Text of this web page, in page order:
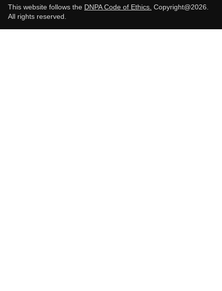
This website follows the DNPA Code of Ethics. Copyright@2026.
All rights reserved.